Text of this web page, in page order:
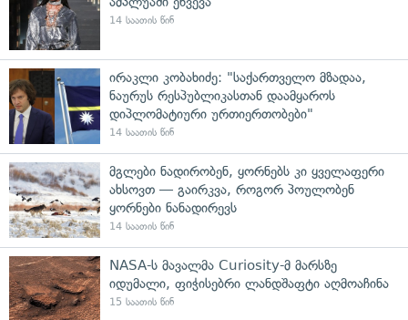
14 საათის წინ
ირაკლი კობახიძე: "საქართველო მზადაა,
ნაურუს რესპუბლიკასთან დაამყაროს
დიპლომატიური ურთიერთობები"
14 საათის წინ
მგლები ნადირობენ, ყორნებს კი ყველაფერი
ახსოვთ — გაირკვა, როგორ პოულობენ
ყორნები ნანადირევს
14 საათის წინ
NASA-ს მავალმა Curiosity-მ მარსზე
იდუმალი, ფიჭისებრი ლანდშაფტი აღმოაჩინა
15 საათის წინ